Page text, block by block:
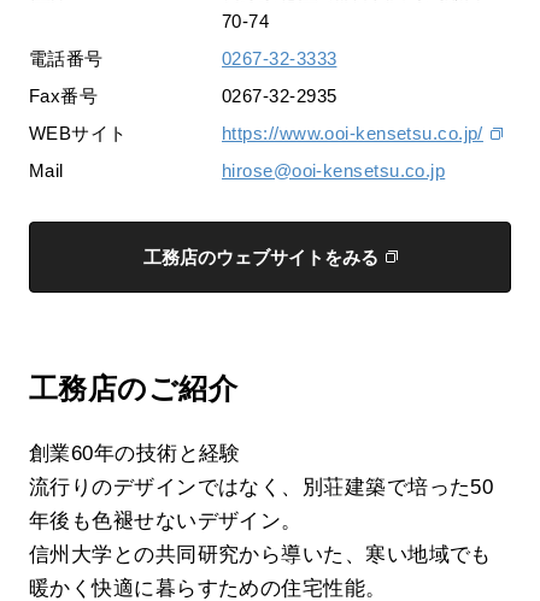
70-74
電話番号
0267-32-3333
Fax番号
0267-32-2935
WEBサイト
https://www.ooi-kensetsu.co.jp/
Mail
hirose@ooi-kensetsu.co.jp
工務店のウェブサイトをみる
工務店のご紹介
創業60年の技術と経験
流行りのデザインではなく、別荘建築で培った50
年後も色褪せないデザイン。
信州大学との共同研究から導いた、寒い地域でも
暖かく快適に暮らすための住宅性能。